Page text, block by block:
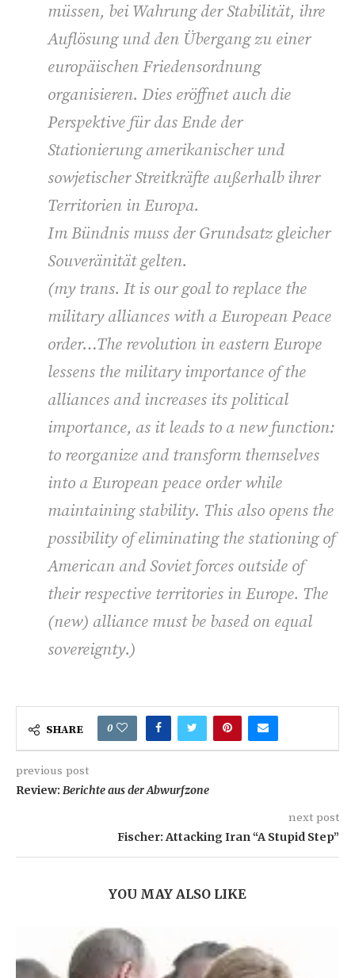
müssen, bei Wahrung der Stabilität, ihre
Auflösung und den Übergang zu einer
europäischen Friedensordnung
organisieren. Dies eröffnet auch die
Perspektive für das Ende der
Stationierung amerikanischer und
sowjetischer Streitkräfte außerhalb ihrer
Territorien in Europa.
Im Bündnis muss der Grundsatz gleicher
Souveränität gelten.
(my trans. It is our goal to replace the
military alliances with a European Peace
order…The revolution in eastern Europe
lessens the military importance of the
alliances and increases its political
importance, as it leads to a new function:
to reorganize and transform themselves
into a European peace order while
maintaining stability. This also opens the
possibility of eliminating the stationing of
American and Soviet forces outside of
their respective territories in Europe. The
(new) alliance must be based on equal
sovereignty.)
SHARE 0
previous post
Review: Berichte aus der Abwurfzone
next post
Fischer: Attacking Iran “A Stupid Step”
YOU MAY ALSO LIKE